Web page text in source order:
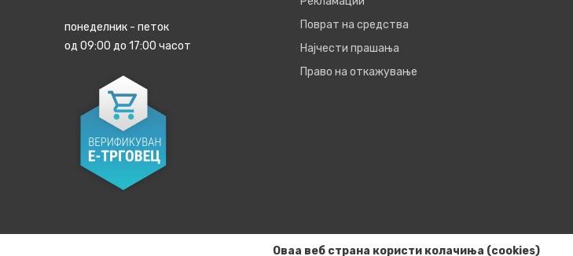
понеделник - петок
од 09:00 до 17:00 часот
Поврат на средства
Најчести прашања
Право на откажување
Оваа веб страна користи колачиња (cookies)